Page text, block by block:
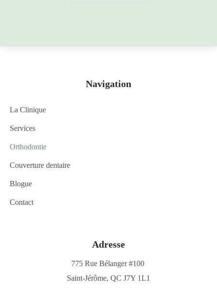
Navigation
La Clinique
Services
Orthodontie
Couverture dentaire
Blogue
Contact
Adresse
775 Rue Bélanger #100
Saint-Jérôme, QC J7Y 1L1